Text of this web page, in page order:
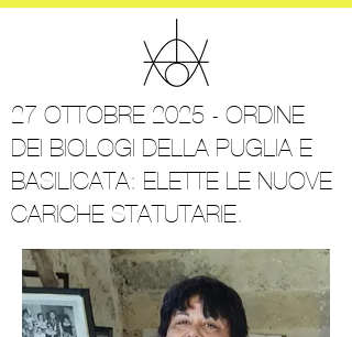
27 OTTOBRE 2025 - ORDINE
DEI BIOLOGI DELLA PUGLIA E
BASILICATA: ELETTE LE NUOVE
CARICHE STATUTARIE.